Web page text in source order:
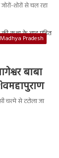
शोरों से चल रहा
Madhya Pradesh
बाबा
चश्मे से टटोला जा